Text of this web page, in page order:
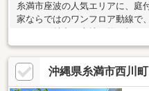
糸満市座波の人気エリアに、庭
家ならではのワンフロア動線で
庭菜園、お子さまの遊び場など
さらに兼城小学校まで徒歩10分
住環境で落ち着いて暮らしたい
度ご覧いただきたい物件です。
沖縄県糸満市西川